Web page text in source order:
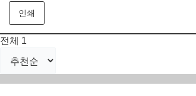
인쇄
전체 1